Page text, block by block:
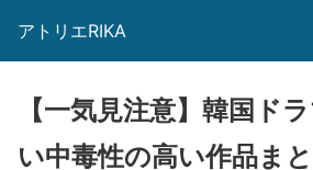
アトリエRIKA
【一気見注意】韓国ド
い中毒性の高い作品ま